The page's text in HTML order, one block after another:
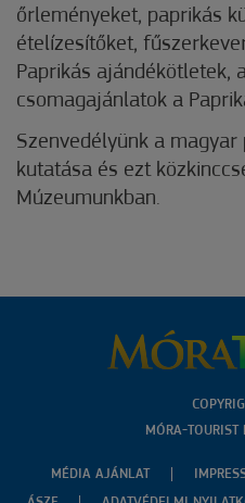
őrleményeket, paprikás
ételízesítőket,
Paprikás ajándékötletek,
csomagajánlatok a
Szenvedélyünk a magyar
kutatása és ezt
Múzeumunkban.
MÓRA-TOURIST
MÉDIA AJÁNLAT